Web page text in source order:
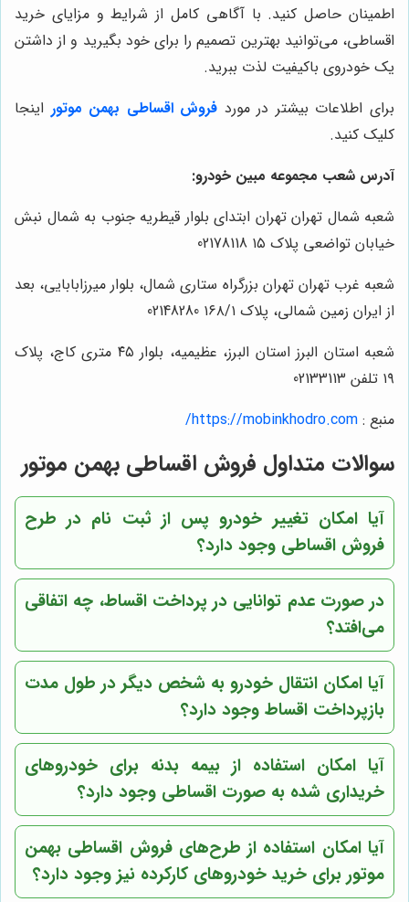
اطمینان حاصل کنید. با آگاهی کامل از شرایط و مزایای خرید
اقساطی، می‌توانید بهترین تصمیم را برای خود بگیرید و از داشتن
یک خودروی باکیفیت لذت ببرید.
برای اطلاعات بیشتر در مورد فروش اقساطی بهمن موتور اینجا
کلیک کنید.
آدرس شعب مجموعه مبین خودرو:
شعبه شمال تهران تهران ابتدای بلوار قیطریه جنوب به شمال نبش
خیابان تواضعی پلاک ۱۵ 02178118
شعبه غرب تهران تهران بزرگراه ستاری شمال، بلوار میرزابابایی، بعد
از ایران زمین شمالی، پلاک ۱۶۸/۱ 02148280
شعبه استان البرز استان البرز، عظیمیه، بلوار ۴۵ متری کاج، پلاک
۱۹ تلفن 02133113
منبع : https://mobinkhodro.com/
سوالات متداول فروش اقساطی بهمن موتور
آیا امکان تغییر خودرو پس از ثبت نام در طرح
فروش اقساطی وجود دارد؟
در صورت عدم توانایی در پرداخت اقساط، چه اتفاقی
می‌افتد؟
آیا امکان انتقال خودرو به شخص دیگر در طول مدت
بازپرداخت اقساط وجود دارد؟
آیا امکان استفاده از بیمه بدنه برای خودروهای
خریداری شده به صورت اقساطی وجود دارد؟
آیا امکان استفاده از طرح‌های فروش اقساطی بهمن
موتور برای خرید خودروهای کارکرده نیز وجود دارد؟